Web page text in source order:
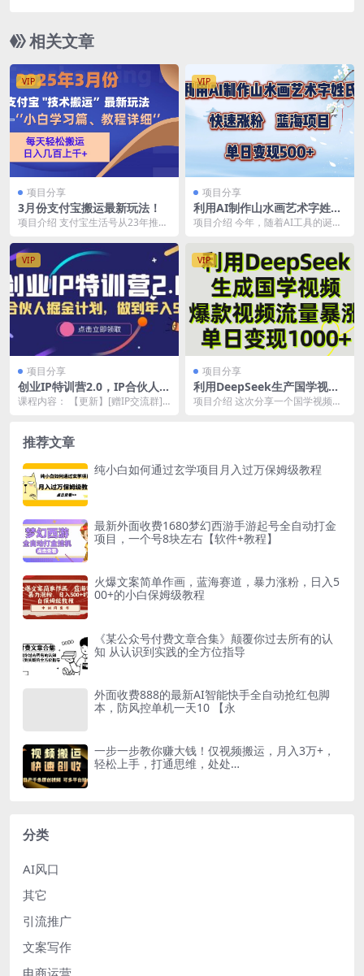
相关文章
VIP
项目分享
3月份支付宝搬运最新玩法！
项目介绍 支付宝生活号从23年推出
都有不断测试更新...
VIP
项目分享
利用AI制作山水画艺术字姓氏
快速涨粉，蓝海项目，单日变
项目介绍 今年，随着AI工具的诞
VIP
项目分享
创业IP特训营2.0，IP合伙人掘
金计划，做到年入50W
课程内容： 【更新】[赠IP交流群]
VIP
项目分享
利用DeepSeek生产国学视
频，单日变现1000+
项目介绍 这次分享一个国学视频的
推荐文章
纯小白如何通过玄学项目月入过万保姆级教程
最新外面收费1680梦幻西游手游起号全自动打金
项目，一个号8块左右【软件+教程】
火爆文案简单作画，蓝海赛道，暴力涨粉，日入5
00+的小白保姆级教程
《某公众号付费文章合集》颠覆你过去所有的认
知 从认识到实践的全方位指导
外面收费888的最新AI智能快手全自动抢红包脚
本，防风控单机一天10 【永
一步一步教你赚大钱！仅视频搬运，月入3万+，
轻松上手，打通思维，处处…
分类
AI风口
其它
引流推广
文案写作
电商运营